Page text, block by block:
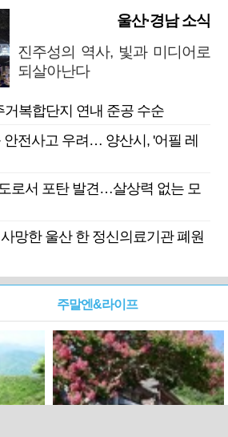
울산·경남 소식
진주성의 역사, 빛과 미디어로
되살아난다
거복합단지 연내 준공 수순
전사고 우려… 양산시, '어필 레
로서 포탄 발견…살상력 없는 모
망한 울산 한 정신의료기관 폐원
주말엔&라이프